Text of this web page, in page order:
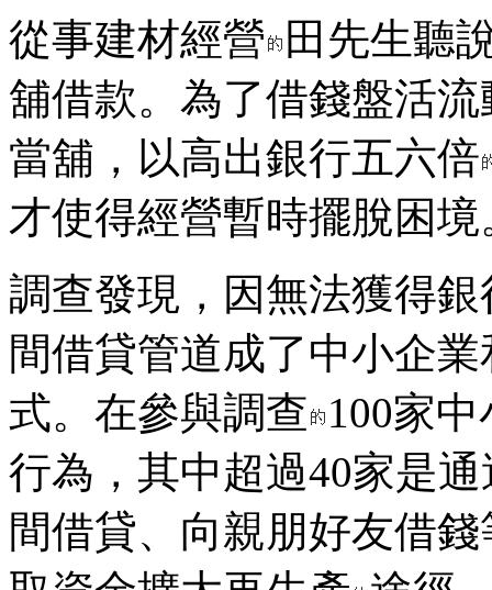
從事建材經營 田先生聽
舖借款。為了借錢盤活
當舖，以高出銀行五六倍
才使得經營暫時擺脫困境
調查發現，因無法獲得
間借貸管道成了中小企
式。在參與調查 100家
行為，其中超過40家是
間借貸、向親朋好友借